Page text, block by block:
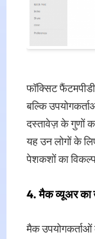
फॉक्सिट
बल्कि
दस्तावेज़ के गुणों
यह उन लोगों के
पेशकशों का
4. मैक व्यूअर का
मैक उपयोगकर्ताओं